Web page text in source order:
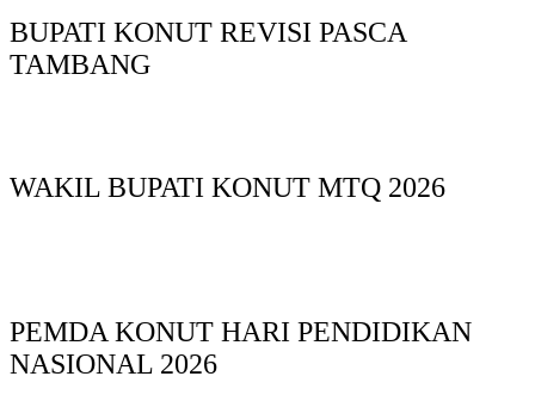
BUPATI KONUT REVISI PASCA
TAMBANG
WAKIL BUPATI KONUT MTQ 2026
PEMDA KONUT HARI PENDIDIKAN
NASIONAL 2026